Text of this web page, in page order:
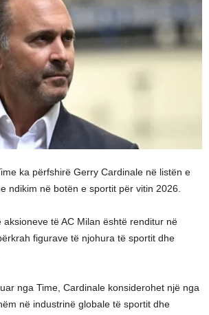
ka përfshirë Gerry Cardinale në listën e
ndikim në botën e sportit për vitin 2026.
aksioneve të AC Milan është renditur në
figurave të njohura të sportit dhe
nga Time, Cardinale konsiderohet një nga
në industrinë globale të sportit dhe